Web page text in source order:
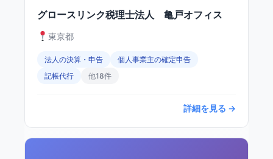
グロースリンク税理士法人 亀戸オフィス
東京都
法人の決算・申告
個人事業主の確定申告
記帳代行
他18件
詳細を見る →